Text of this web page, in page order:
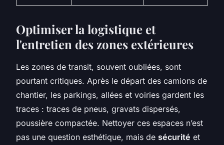
Optimiser la logistique et
l'entretien des zones extérieures
Les zones de transit, souvent oubliées, sont
pourtant critiques. Après le départ des camions de
chantier, les parkings, allées et voiries gardent les
traces : traces de pneus, gravats dispersés,
poussière compactée. Nettoyer ces espaces n’est
pas une question esthétique, mais de sécurité et